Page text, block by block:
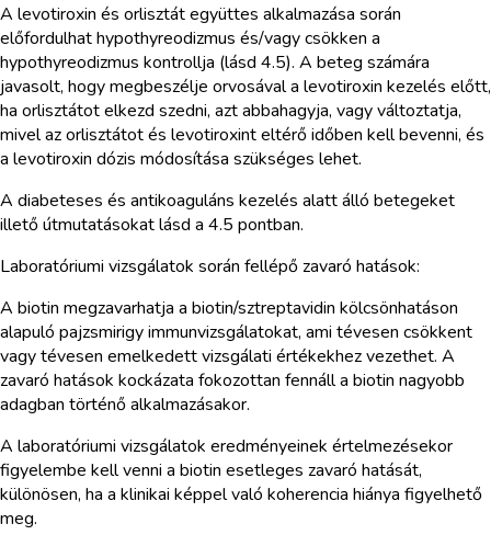
A levotiroxin és orlisztát együttes alkalmazása során
előfordulhat hypothyreodizmus és/vagy csökken a
hypothyreodizmus kontrollja (lásd 4.5). A beteg számára
javasolt, hogy megbeszélje orvosával a levotiroxin kezelés előtt,
ha orlisztátot elkezd szedni, azt abbahagyja, vagy változtatja,
mivel az orlisztátot és levotiroxint eltérő időben kell bevenni, és
a levotiroxin dózis módosítása szükséges lehet.
A diabeteses és antikoaguláns kezelés alatt álló betegeket
illető útmutatásokat lásd a 4.5 pontban.
Laboratóriumi vizsgálatok során fellépő zavaró hatások:
A biotin megzavarhatja a biotin/sztreptavidin kölcsönhatáson
alapuló pajzsmirigy immunvizsgálatokat, ami tévesen csökkent
vagy tévesen emelkedett vizsgálati értékekhez vezethet. A
zavaró hatások kockázata fokozottan fennáll a biotin nagyobb
adagban történő alkalmazásakor.
A laboratóriumi vizsgálatok eredményeinek értelmezésekor
figyelembe kell venni a biotin esetleges zavaró hatását,
különösen, ha a klinikai képpel való koherencia hiánya figyelhető
meg.